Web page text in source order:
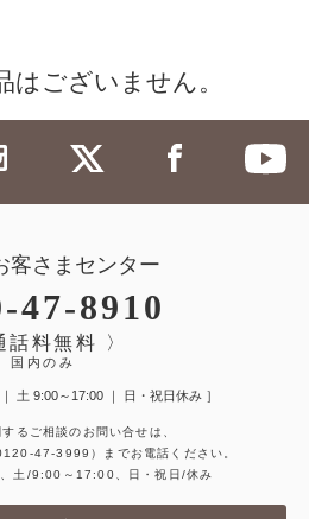
はございません。
客さまセンター
47-8910
話料無料 〉
国内のみ
土 9:00～17:00 ｜ 日・祝日休み ］
るご相談のお問い合せは、
47-3999）
までお電話ください。
土/9:00～17:00、日・祝日/休み